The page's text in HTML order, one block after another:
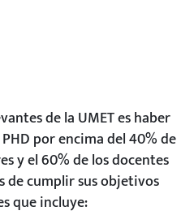
de la UMET es haber
por encima del 40% de
y el 60% de los docentes
de cumplir sus objetivos
que incluye: